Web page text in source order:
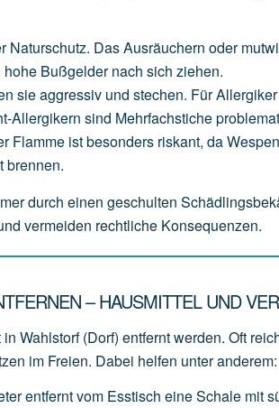
Naturschutz. DasAusräuchern oder
hohe Bußgelder nach sich ziehen.
sieaggressiv und stechen. FürAllergiker
Allergikern sind Mehrfachstiche
Flamme istbesonders riskant, da
brennen.
durch einen geschulten
vermeiden rechtliche Konsequenzen.
– HAUSMITTEL UND
Wahlstorf (Dorf) entfernt werden. Oft
im Freien. Dabei helfen unter anderem:
entferntvom Esstisch eineSchale mit